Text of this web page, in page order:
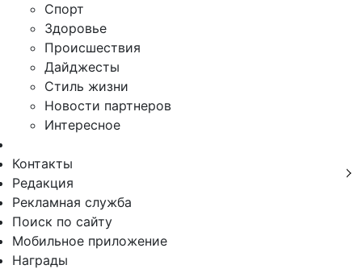
Спорт
Здоровье
Происшествия
Дайджесты
Стиль жизни
Новости партнеров
Интересное
Контакты
Редакция
Рекламная служба
Поиск по сайту
Мобильное приложение
Награды